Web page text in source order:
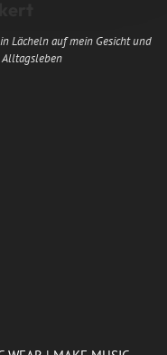
Lächeln auf mein Gesicht und